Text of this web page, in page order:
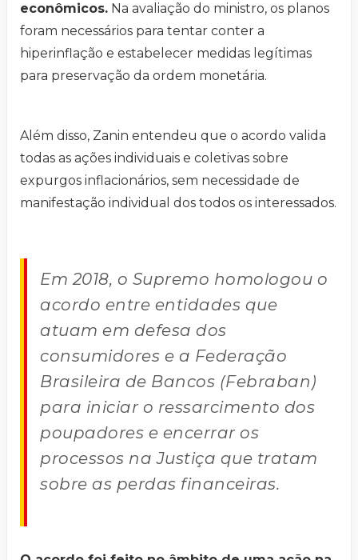
econômicos. Na avaliação do ministro, os planos
foram necessários para tentar conter a
hiperinflação e estabelecer medidas legítimas
para preservação da ordem monetária.
Além disso, Zanin entendeu que o acordo valida
todas as ações individuais e coletivas sobre
expurgos inflacionários, sem necessidade de
manifestação individual dos todos os interessados.
Em 2018, o Supremo homologou o
acordo entre entidades que
atuam em defesa dos
consumidores e a Federação
Brasileira de Bancos (Febraban)
para iniciar o ressarcimento dos
poupadores e encerrar os
processos na Justiça que tratam
sobre as perdas financeiras.